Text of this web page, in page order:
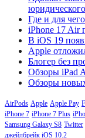
Где и для
iPhone 17 Air
В iOS 19
Apple
Блогер без
Обзоры iPad
Обзоры
AirPods Apple Apple Pay
iPhone 7 iPhone 7 Plus
Samsung Galaxy S8 Twitter
джейлбрейк iOS 10.2